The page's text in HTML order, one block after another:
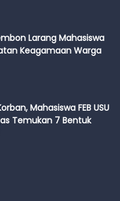
Larang Mahasiswa
Keagamaan Warga
Mahasiswa FEB USU
Temukan 7 Bentuk